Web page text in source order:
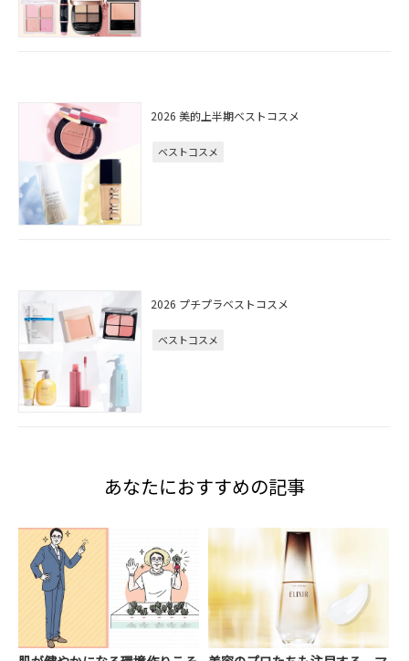
2026 美的上半期ベストコスメ
ベストコスメ
2026 プチプラベストコスメ
ベストコスメ
あなたにおすすめの記事